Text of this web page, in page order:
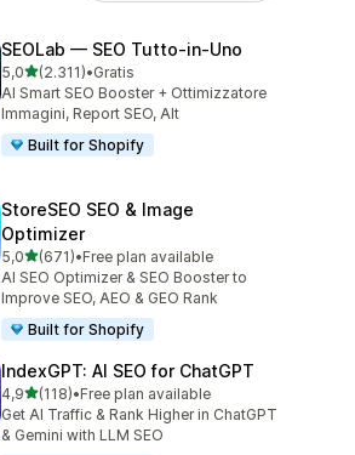
SEOLab — SEO Tutto‑in‑Uno
5,0stelle su 5
(2.311)
2311 recensioni totali
•Gratis
AI Smart SEO Booster + Ottimizzatore
Immagini, Report SEO, Alt
Built for Shopify
StoreSEO SEO & Image
Optimizer
5,0stelle su 5
(671)
671 recensioni totali
•Free plan available
AI SEO Optimizer & SEO Booster to
Improve SEO, AEO & GEO Rank
Built for Shopify
IndexGPT: AI SEO for ChatGPT
4,9stelle su 5
(118)
118 recensioni totali
•Free plan available
Get AI Traffic & Rank Higher in ChatGPT
& Gemini with LLM SEO